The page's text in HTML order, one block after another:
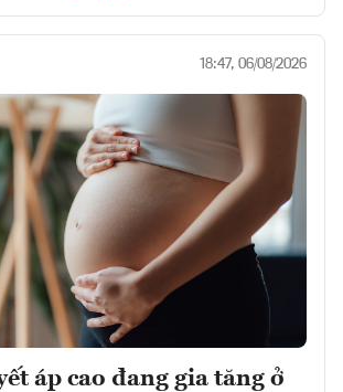
18:47, 06/08/2026
áp cao đang gia tăng ở